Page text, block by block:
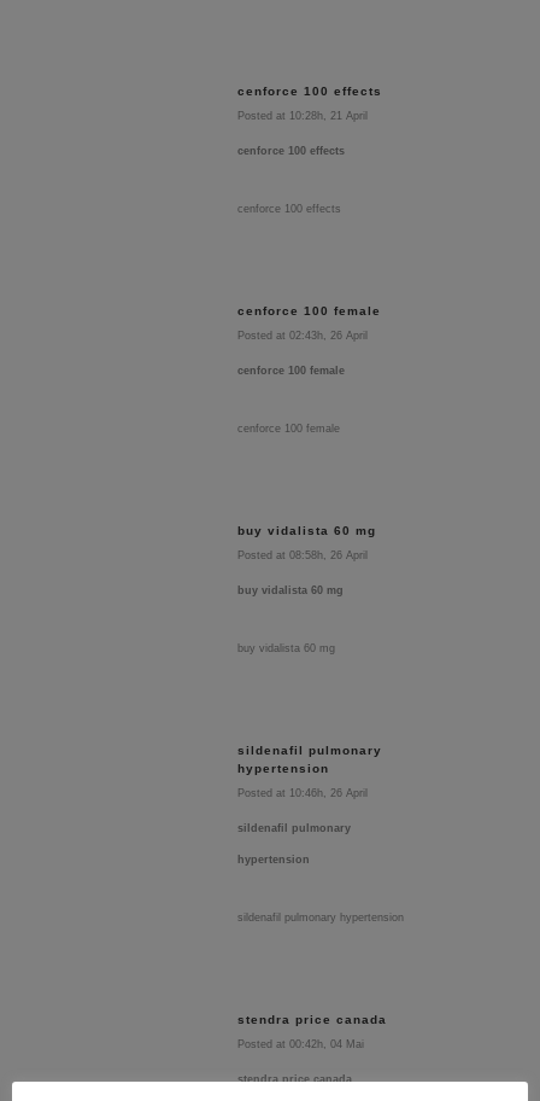
cenforce 100 effects
Posted at 10:28h, 21 April
cenforce 100 effects
cenforce 100 effects
cenforce 100 female
Posted at 02:43h, 26 April
cenforce 100 female
cenforce 100 female
buy vidalista 60 mg
Posted at 08:58h, 26 April
buy vidalista 60 mg
buy vidalista 60 mg
sildenafil pulmonary
hypertension
Posted at 10:46h, 26 April
sildenafil pulmonary
hypertension
sildenafil pulmonary hypertension
stendra price canada
Posted at 00:42h, 04 Mai
stendra price canada